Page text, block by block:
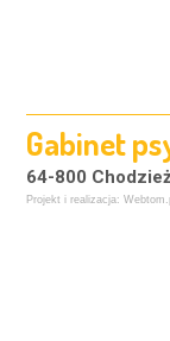
Gabinet
64-800
Projekt i realizacja: